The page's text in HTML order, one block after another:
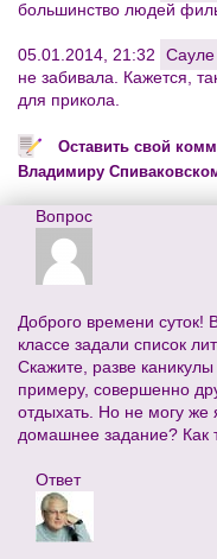
большинство людей
05.01.2014, 21:32 Сауле
не забивала. Кажется,
для прикола.
Оставить свой
Владимиру
Вопрос
Доброго времени
классе задали список
Скажите, разве
примеру, совершенно
отдыхать. Но не могу же
домашнее задание? Как
Ответ